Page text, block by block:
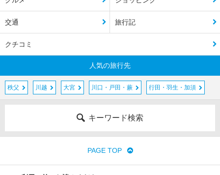
交通 旅行記
クチコミ
人気の旅行先
秩父 川越 大宮 川口・戸田・蕨 行田・羽生・加須
キーワード検索
PAGE TOP